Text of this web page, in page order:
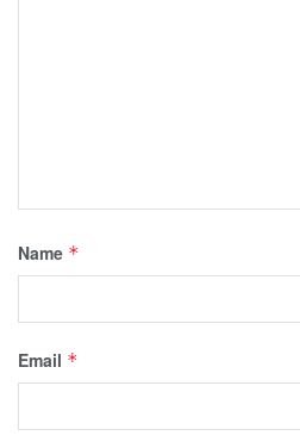
Name *
Email *